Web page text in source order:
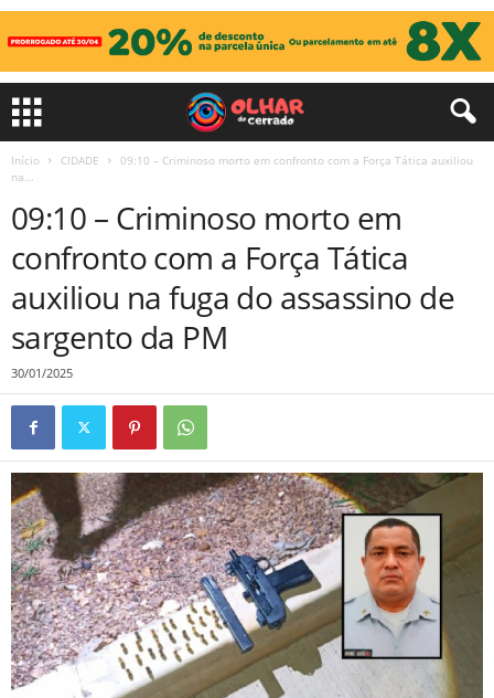
Início CIDADE
09:10 – Criminoso morto em confronto com a Força Tática auxiliou
na...
09:10 – Criminoso morto em
confronto com a Força Tática
auxiliou na fuga do assassino de
sargento da PM
30/01/2025